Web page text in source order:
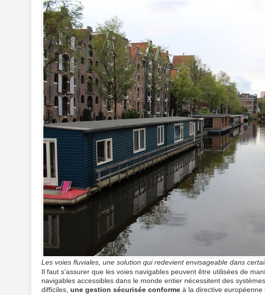
Les voies fluviales, une solution qui redevient envisageable dans
Il faut s’assurer que les voies navigables peuvent être utilisées de
navigables accessibles dans le monde entier nécessitent des
difficiles, une gestion sécurisée conforme à la directive